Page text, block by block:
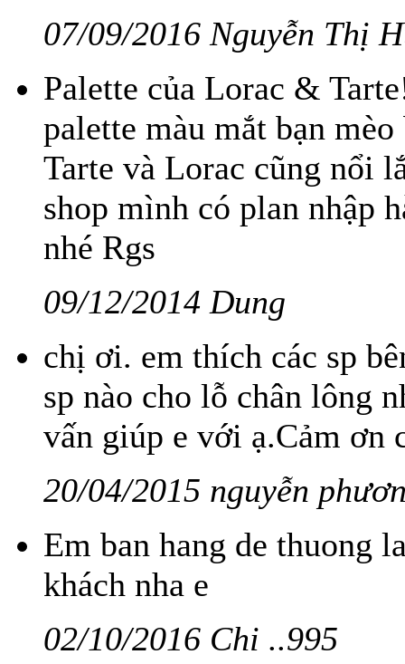
07/09/2016 Nguyễn Thị
Palette của Lorac &
palette màu mắt bạn
Tarte và Lorac cũng nổi
shop mình có plan nhập
nhé Rgs
09/12/2014 Dung
chị ơi. em thích các sp
sp nào cho lỗ chân lông
vấn giúp e với ạ.Cảm ơn
20/04/2015 nguyễn
Em ban hang de thuong
khách nha e
02/10/2016 Chi ..995